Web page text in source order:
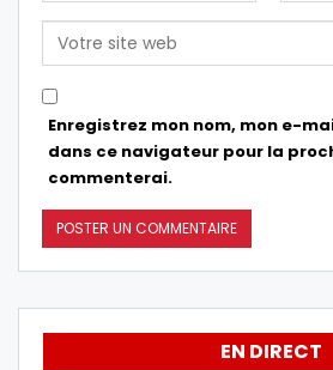
Enregistrez mon nom, mon e-
dans ce navigateur pour la
commenterai.
EN DIRECT